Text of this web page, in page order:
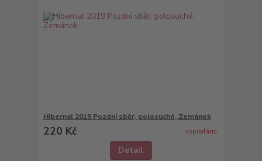
Hibernal 2019 Pozdní sběr, polosuché, Zemánek
220 Kč vyprodáno
Detail